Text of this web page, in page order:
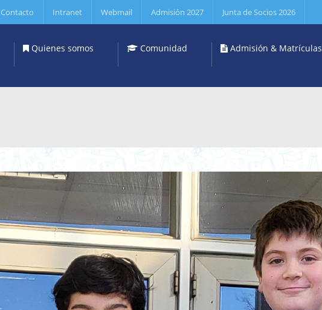
Contacto Intranet Webmail Admisión 2027 Junta de Socios 2026
Quienes somos Comunidad Admisión & Matrículas